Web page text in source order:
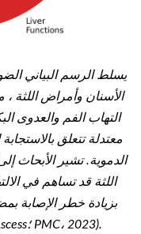
يسلط الرسم البياني
الأسنان وأمراض اللثة
التهاب الفم والعدوى
معتدلة تتعلق
الدموية. تشير الأبحاث
اللثة قد تساهم في
بزيادة خطر الإصابة
الوقت (NCBI Bookshelf، Dental Ascess؛ PMC، 2023).